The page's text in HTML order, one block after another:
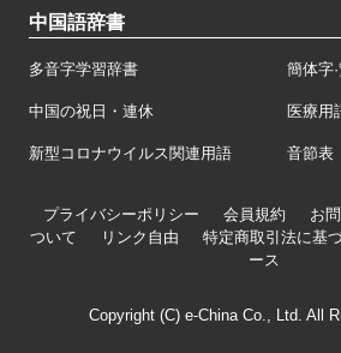
中国語辞書
多音字学習辞書 簡体字
中国の祝日・連休 医療用
新型コロナウイルス関連用語 音節表
プライバシーポリシー 会員規約 お
ついて
リンク自由 特定商取引法に基
ース
Copyright (C) e-China Co., Ltd. All